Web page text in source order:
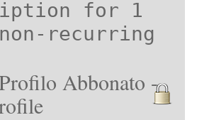
for 1
recurring
Abbonato -